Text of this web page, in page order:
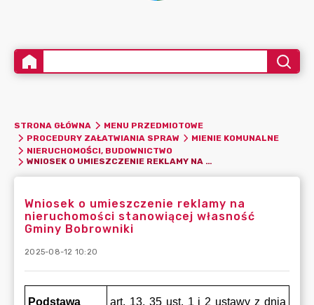
STRONA GŁÓWNA
MENU PRZEDMIOTOWE
PROCEDURY ZAŁATWIANIA SPRAW
MIENIE KOMUNALNE
NIERUCHOMOŚCI, BUDOWNICTWO
WNIOSEK O UMIESZCZENIE REKLAMY NA NIERUCHOMOŚCI STANOWIĄCEJ WŁASNOŚĆ GMINY BOBROWNIKI
Wniosek o umieszczenie reklamy na
nieruchomości stanowiącej własność
Gminy Bobrowniki
2025-08-12 10:20